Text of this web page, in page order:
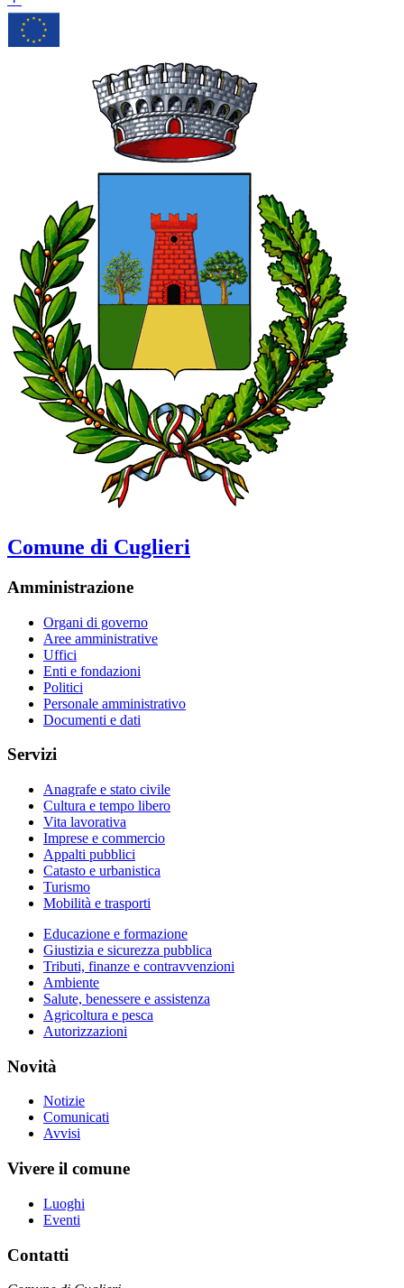
Comune di Cuglieri
Amministrazione
Organi di governo
Aree amministrative
Uffici
Enti e fondazioni
Politici
Personale amministrativo
Documenti e dati
Servizi
Anagrafe e stato civile
Cultura e tempo libero
Vita lavorativa
Imprese e commercio
Appalti pubblici
Catasto e urbanistica
Turismo
Mobilità e trasporti
Educazione e formazione
Giustizia e sicurezza pubblica
Tributi, finanze e contravvenzioni
Ambiente
Salute, benessere e assistenza
Agricoltura e pesca
Autorizzazioni
Novità
Notizie
Comunicati
Avvisi
Vivere il comune
Luoghi
Eventi
Contatti